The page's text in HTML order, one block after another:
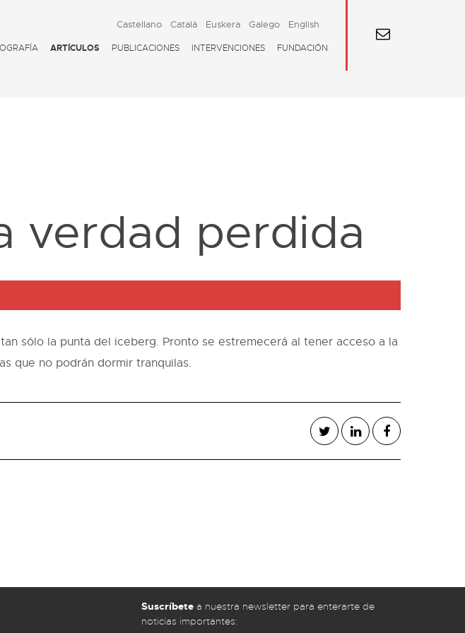
ARTÍCULOS PUBLICACIONES INTERVENCIONES FUNDACIÓN
Castellano Català Euskera Galego English
verdad perdida
sólo la punta del iceberg. Pronto se estremecerá al tener acceso a la
que no podrán dormir tranquilas.
Suscríbetea nuestra newsletter para enterarte de
noticias importantes: